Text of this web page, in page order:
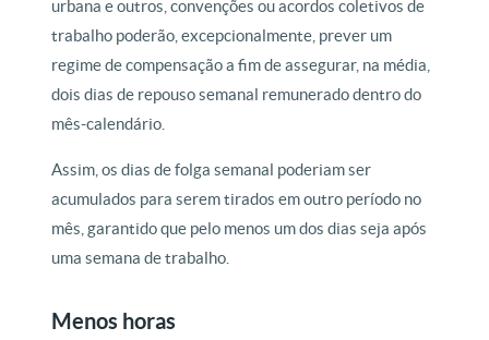
urbana e outros, convenções ou acordos coletivos de
trabalho poderão, excepcionalmente, prever um
regime de compensação a fim de assegurar, na média,
dois dias de repouso semanal remunerado dentro do
mês-calendário.
Assim, os dias de folga semanal poderiam ser
acumulados para serem tirados em outro período no
mês, garantido que pelo menos um dos dias seja após
uma semana de trabalho.
Menos horas